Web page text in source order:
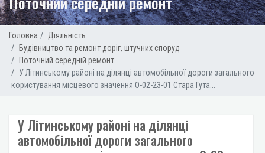
Головна
Діяльність
Будівництво та ремонт доріг, штучних споруд
Поточний середній ремонт
У Літинському районі на ділянці автомобільної дороги загального
користування місцевого значення О-02-23-01 Стара Гута...
У Літинському районі на ділянці
автомобільної дороги загального